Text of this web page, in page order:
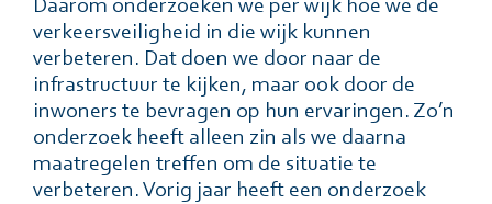
Daarom onderzoeken we per wijk hoe we de
verkeersveiligheid in die wijk kunnen
verbeteren. Dat doen we door naar de
infrastructuur te kijken, maar ook door de
inwoners te bevragen op hun ervaringen. Zo’n
onderzoek heeft alleen zin als we daarna
maatregelen treffen om de situatie te
verbeteren. Vorig jaar heeft een onderzoek